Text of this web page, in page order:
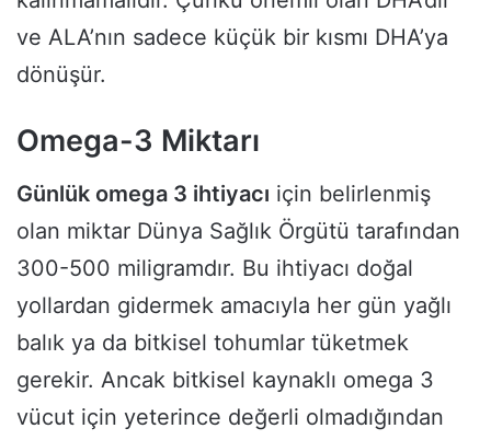
ve ALA’nın sadece küçük bir kısmı DHA’ya
dönüşür.
Omega-3 Miktarı
Günlük omega 3 ihtiyacı için belirlenmiş
olan miktar Dünya Sağlık Örgütü tarafından
300-500 miligramdır. Bu ihtiyacı doğal
yollardan gidermek amacıyla her gün yağlı
balık ya da bitkisel tohumlar tüketmek
gerekir. Ancak bitkisel kaynaklı omega 3
vücut için yeterince değerli olmadığından